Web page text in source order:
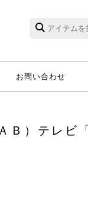
お問い合わせ
）テレビ